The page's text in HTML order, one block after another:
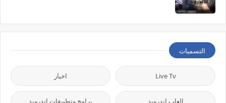
التسميات
Live Tv اخبار
العاب اندرويد برامج وتطبيقات اندرويد